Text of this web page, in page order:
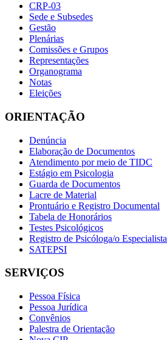
CRP-03
Sede e Subsedes
Gestão
Plenárias
Comissões e Grupos
Representações
Organograma
Notas
Eleições
ORIENTAÇÃO
Denúncia
Elaboração de Documentos
Atendimento por meio de TIDC
Estágio em Psicologia
Guarda de Documentos
Lacre de Material
Prontuário e Registro Documental
Tabela de Honorários
Testes Psicológicos
Registro de Psicóloga/o Especialista
SATEPSI
SERVIÇOS
Pessoa Física
Pessoa Jurídica
Convênios
Palestra de Orientação